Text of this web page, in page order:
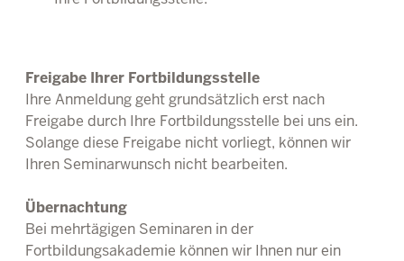
Freigabe Ihrer Fortbildungsstelle
Ihre Anmeldung geht grundsätzlich erst nach
Freigabe durch Ihre Fortbildungsstelle bei uns ein.
Solange diese Freigabe nicht vorliegt, können wir
Ihren Seminarwunsch nicht bearbeiten.
Übernachtung
Bei mehrtägigen Seminaren in der
Fortbildungsakademie können wir Ihnen nur ein